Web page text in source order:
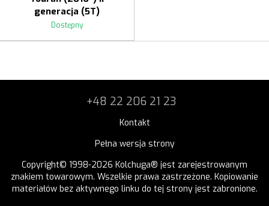
generacja (5T)
Dostępny
+48 22 206 21 23
Kontakt
Pełna wersja strony
Copyright© 1998-2026 Kolchuga® jest zarejestrowanym
znakiem towarowym. Wszelkie prawa zastrzeżone. Kopiowanie
materiałów bez aktywnego linku do tej strony jest zabronione.